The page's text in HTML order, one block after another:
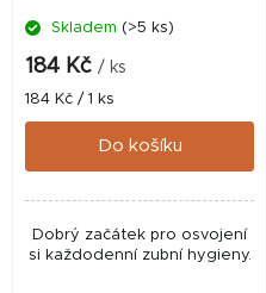
Skladem (>5 ks)
184 Kč / ks
Měrná
184 Kč / 1 ks
Do košíku
Dobrý začátek pro osvojení
si každodenní zubní hygieny.